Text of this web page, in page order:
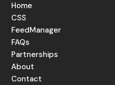
Home
CSS
FeedManager
FAQs
Partnerships
About
Contact